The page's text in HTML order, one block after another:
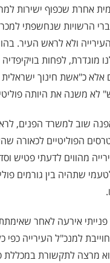
אחרת שכפוף ישירות
הרשויות שנחשפתי
ולא לראש העיר.
מוגדרת, לפחות
אלא כ"אשת חינוך
לא משנה את היותה
שוב למשרד הפנים,
הפוליטיים לכאורה
מהווים לדעתי פטיש
שתהיה בין גורמים
פנייתי אירעה לאחר
למנכ"ל העירייה כפי
מרצה לתקשורת במכללת